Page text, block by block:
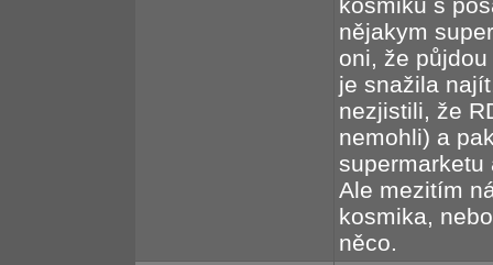
nějakym
oni, že
je snažila
nezjistili, že
nemohli) a
supermarketu
Ale mezitím
kosmika,
něco.